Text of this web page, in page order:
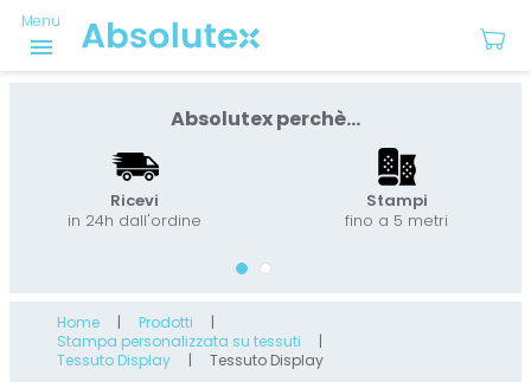
Menu
menu
Absolutex perchè...
Ricevi
in 24h dall'ordine
Stampi
fino a 5 metri
Home
Prodotti
Stampa personalizzata su tessuti
Tessuto Display
Tessuto Display